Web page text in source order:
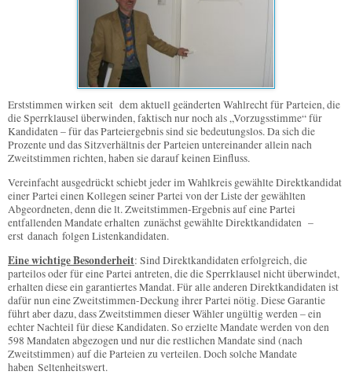
Erststimmen wirken seit dem aktuell geänderten Wahlrechtfür Parteien, die
die Sperrklausel überwinden, faktisch nur nochals „Vorzugsstimme“ für
Kandidaten – für das Parteiergebnis sind sie bedeutungslos. Da sich die
Prozente und das Sitzverhältnis der Parteien untereinander allein nach
Zweitstimmen richten, haben sie darauf keinen Einfluss.
Vereinfacht ausgedrückt schiebt jeder im Wahlkreis gewählte Direktkandidat
einer Partei einen Kollegen seiner Partei von der Liste der gewählten
Abgeordneten, denn die lt. Zweitstimmen-Ergebnis auf eine Partei
entfallenden Mandateerhalten zunächst gewählte Direktkandidaten –
erst danach folgenListenkandidaten.
Eine wichtige Besonderheit: Sind Direktkandidaten erfolgreich, die
parteilos oder für eine Partei antreten, die die Sperrklausel nicht überwindet,
erhalten diese ein garantiertes Mandat. Für alle anderen Direktkandidaten ist
dafür nun eine Zweitstimmen-Deckung ihrer Partei nötig. Diese Garantie
führt aber dazu, dass Zweitstimmen dieser Wähler ungültig werden – ein
echter Nachteil für diese Kandidaten. So erzielte Mandate werden von den
598 Mandaten abgezogen und nur die restlichen Mandate sind (nach
Zweitstimmen) auf die Parteien zu verteilen. Doch solche Mandate
haben Seltenheitswert.